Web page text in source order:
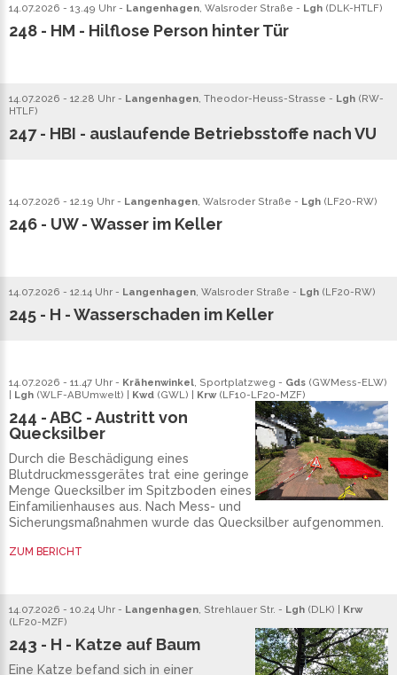
14.07.2026 - 13.49 Uhr - Langenhagen, Walsroder Straße - Lgh (DLK-HTLF)
248 - HM - Hilflose Person hinter Tür
14.07.2026 - 12.28 Uhr - Langenhagen, Theodor-Heuss-Strasse - Lgh (RW-
HTLF)
247 - HBI - auslaufende Betriebsstoffe nach VU
14.07.2026 - 12.19 Uhr - Langenhagen, Walsroder Straße - Lgh (LF20-RW)
246 - UW - Wasser im Keller
14.07.2026 - 12.14 Uhr - Langenhagen, Walsroder Straße - Lgh (LF20-RW)
245 - H - Wasserschaden im Keller
14.07.2026 - 11.47 Uhr - Krähenwinkel, Sportplatzweg - Gds (GWMess-ELW)
| Lgh (WLF-ABUmwelt) | Kwd (GWL) | Krw(LF10-LF20-MZF)
244 - ABC - Austritt von
Quecksilber
Durch die Beschädigung eines
Blutdruckmessgerätes trat eine geringe
Menge Quecksilber im Spitzboden eines
Einfamilienhauses aus. Nach Mess- und
Sicherungsmaßnahmen wurde das Quecksilber aufgenommen.
ZUM BERICHT
14.07.2026 - 10.24 Uhr - Langenhagen, Strehlauer Str. - Lgh (DLK) | Krw
(LF20-MZF)
243 - H - Katze auf Baum
Eine Katze befand sich in einer